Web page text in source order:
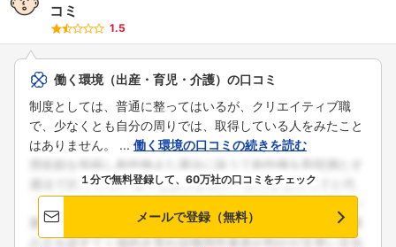
コミ
1.5
働く環境（出産・育児・介護）の口コミ
制度としては、普通に整ってはいるが、クリエイティブ職
で、少なくとも自分の周りでは、取得している人をみたこと
はありません。 ... 働く環境の口コミの続きを読む
１分で無料登録して、60万社の口コミをチェック
メールで登録（無料）